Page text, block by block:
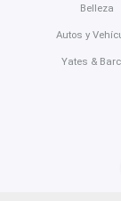
Belleza
Autos y
Yates &